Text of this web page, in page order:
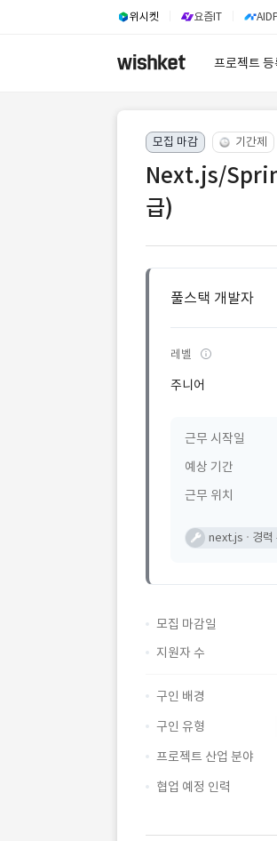
위시켓 요즘IT
프로젝트 등
모집 마감 기간제
Next.js/
급)
풀스택 개발자
레벨
주니어
근무 시작일
예상 기간
근무 위치
next.js 경력
모집 마감일
지원자 수
구인 배경
구인 유형
프로젝트 산업 분야
협업 예정 인력